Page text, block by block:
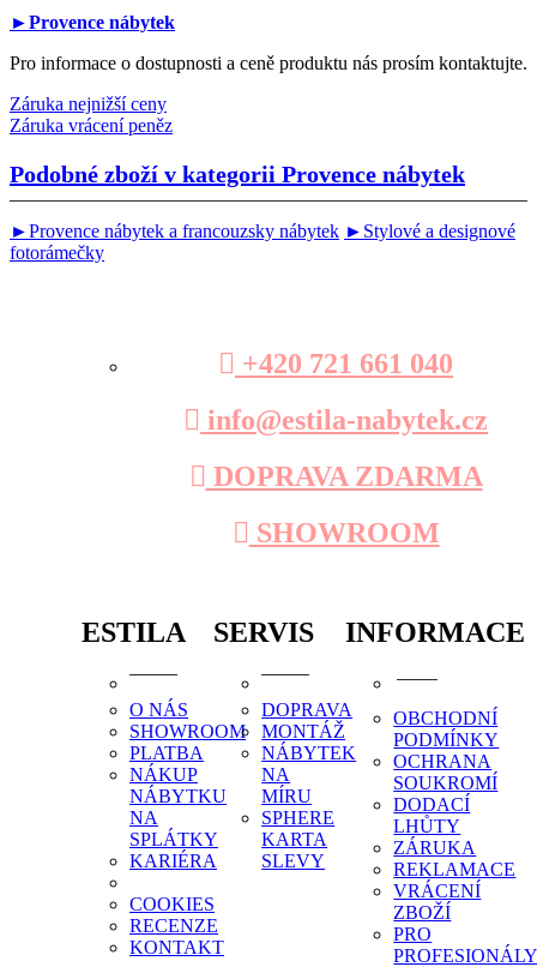
►Provence nábytek
Pro informace o dostupnosti a ceně produktu nás prosím kontaktujte.
Záruka nejnižší ceny
Záruka vrácení peněz
Podobné zboží v kategorii Provence nábytek
►Provence nábytek a francouzsky nábytek ►Stylové a designové
fotorámečky
+420 721 661 040
info@estila-nabytek.cz
DOPRAVA ZDARMA
SHOWROOM
ESTILA
O NÁS
SHOWROOM
PLATBA
NÁKUP
NÁBYTKU
NA
SPLÁTKY
KARIÉRA
COOKIES
RECENZE
KONTAKT
SERVIS
DOPRAVA
MONTÁŽ
NÁBYTEK
NA
MÍRU
SPHERE
KARTA
SLEVY
INFORMACE
OBCHODNÍ
PODMÍNKY
OCHRANA
SOUKROMÍ
DODACÍ
LHŮTY
ZÁRUKA
REKLAMACE
VRÁCENÍ
ZBOŽÍ
PRO